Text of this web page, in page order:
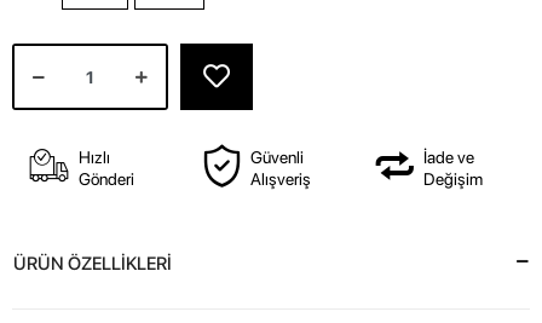
Hızlı
Gönderi
Güvenli
Alışveriş
İade ve
Değişim
ÜRÜN ÖZELLİKLERİ